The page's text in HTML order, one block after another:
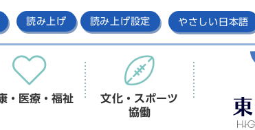
読み上げ 読み上げ設定 やさしい日本語
・医療・福祉
文化・スポーツ
協働